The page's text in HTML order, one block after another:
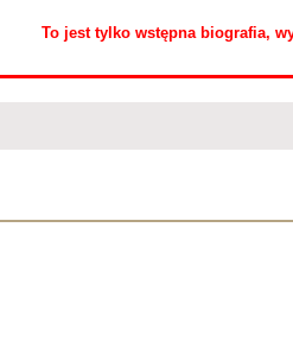
To jest tylko wstępna biografia,